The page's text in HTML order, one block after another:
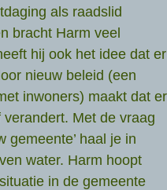
als raadslid
bracht Harm veel
hij ook het idee dat er
nieuw beleid (een
inwoners) maakt dat er
Met de vraag
gemeente’ haal je in
water. Harm hoopt
in de gemeente